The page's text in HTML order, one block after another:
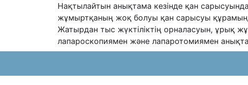
Нақтылайтын анықтама кезінде қан
жұмыртқаның жоқ болуы қан сарысуы
Жатырдан тыс жүктіліктің орналасуын, ұрық
лапароскопиямен және лапаротомиямен